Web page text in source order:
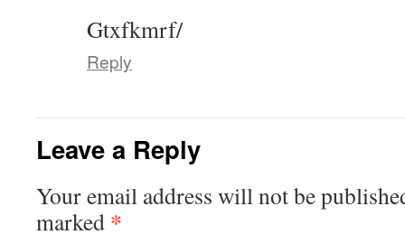
Gtxfkmrf/
Reply
Leave a Reply
Your email address will not be
marked *